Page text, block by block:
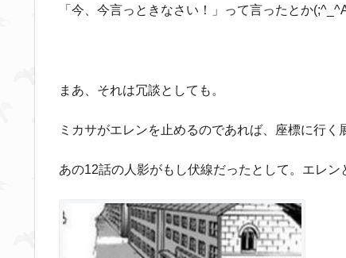
「今、今言っときなさい！」って言ったとか
まあ、それは冗談としても。
ミカサがエレンを止めるのであれば、座標に行く
あの12話の人影がもし伏線だったとして。エレ